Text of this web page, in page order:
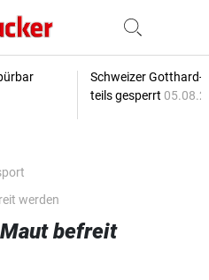
Schweizer Gotthard-
teils gesperrt
werden
befreit